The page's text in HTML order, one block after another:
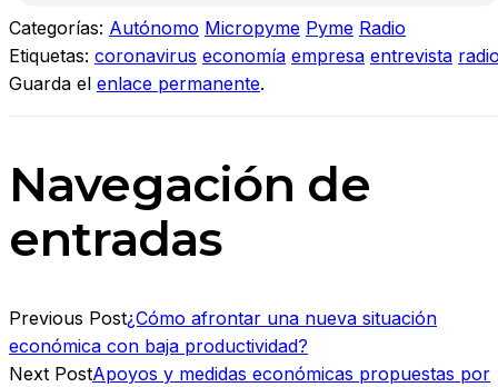
Categorías: Autónomo Micropyme Pyme Radio
Etiquetas: coronavirus economía empresa entrevista
Guarda el enlace permanente.
Navegación de
entradas
Previous Post¿Cómo afrontar una nueva situación
económica con baja productividad?
Next PostApoyos y medidas económicas propuestas por